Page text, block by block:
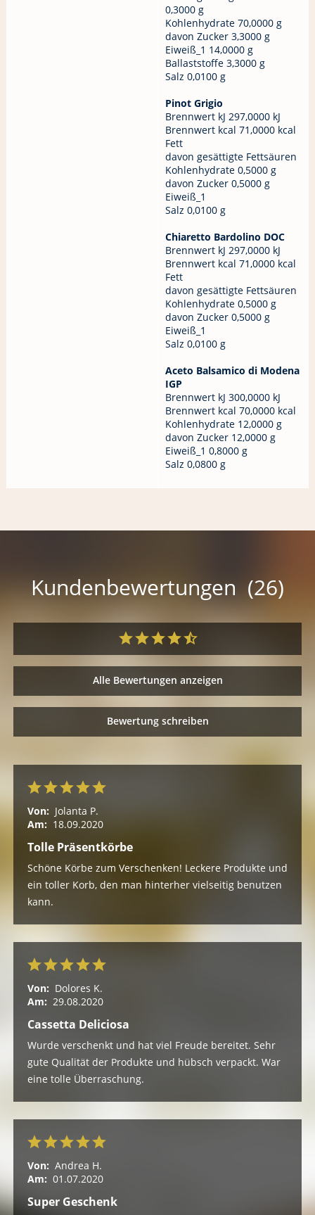
0,3000 g
Kohlenhydrate 70,0000 g
davon Zucker 3,3000 g
Eiweiß_1 14,0000 g
Ballaststoffe 3,3000 g
Salz 0,0100 g
Pinot Grigio
Brennwert kJ 297,0000 kJ
Brennwert kcal 71,0000 kcal
Fett
davon gesättigte Fettsäuren
Kohlenhydrate 0,5000 g
davon Zucker 0,5000 g
Eiweiß_1
Salz 0,0100 g
Chiaretto Bardolino DOC
Brennwert kJ 297,0000 kJ
Brennwert kcal 71,0000 kcal
Fett
davon gesättigte Fettsäuren
Kohlenhydrate 0,5000 g
davon Zucker 0,5000 g
Eiweiß_1
Salz 0,0100 g
Aceto Balsamico di Modena
IGP
Brennwert kJ 300,0000 kJ
Brennwert kcal 70,0000 kcal
Kohlenhydrate 12,0000 g
davon Zucker 12,0000 g
Eiweiß_1 0,8000 g
Salz 0,0800 g
Kundenbewertungen (26)
Alle Bewertungen anzeigen
Bewertung schreiben
Von: Jolanta P.
Am: 18.09.2020
Tolle Präsentkörbe
Schöne Körbe zum Verschenken! Leckere Produkte und
ein toller Korb, den man hinterher vielseitig benutzen
kann.
Von: Dolores K.
Am: 29.08.2020
Cassetta Deliciosa
Wurde verschenkt und hat viel Freude bereitet. Sehr
gute Qualität der Produkte und hübsch verpackt. War
eine tolle Überraschung.
Von: Andrea H.
Am: 01.07.2020
Super Geschenk